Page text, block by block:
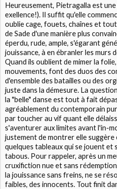
Heureusement, Pietragalla est
exellence!). Il suffit qu'elle
oublie cage, fouets, chaînes et
de Sade d'une manière plus
éperdu, rude, ample, s'égarant
jouissance, à en ébranler les murs
Quand ils oublient de mimer la
mouvements, font des duos des
d'ensemble des batailles ou des
juste dans la démesure. La
la "belle" danse est tout à fait
agréablement du contemporain
par toucher au vif quant elle
s'aventurer aux limites avant l'in-
justement de montrer elle suggère
quelques tableaux qui se jouent
tabous. Pour rappeler, après un
cruxifiction nue et sans
la jouissance sans freins, ne se
faibles, des innocents. Tout finit